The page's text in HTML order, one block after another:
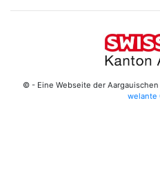
© - Eine Webseite der
welante